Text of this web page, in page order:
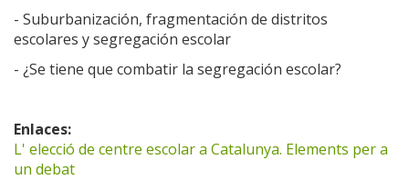
- Suburbanización, fragmentación de distritos
escolares y segregación escolar
- ¿Se tiene que combatir la segregación escolar?
Enlaces:
L' elecció de centre escolar a Catalunya. Elements per a
un debat